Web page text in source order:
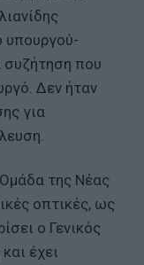
υπουργού-
συζήτηση που
Δεν ήταν
για
της Νέας
οπτικές, ως
ο Γενικός
έχει